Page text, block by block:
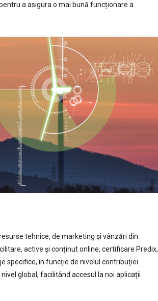
a asigura o mai bună funcționare a
tehnice, de marketing și vânzări din
active și conținut online, certificare Predix,
specifice, în funcție de nivelul contribuției.
global, facilitând accesul la noi aplicații